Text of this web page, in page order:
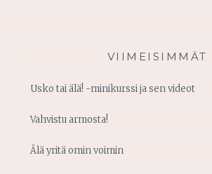
VIIMEISIMMÄT
Usko tai älä! -minikurssi ja sen videot
Vahvistu armosta!
Älä yritä omin voimin